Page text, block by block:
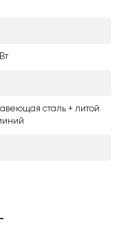
сталь + литой